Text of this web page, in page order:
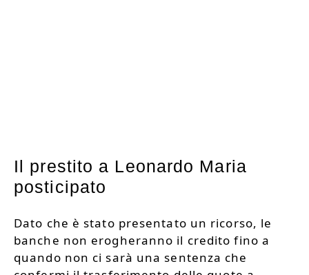
Il prestito a Leonardo Maria
posticipato
Dato che è stato presentato un ricorso, le
banche non erogheranno il credito fino a
quando non ci sarà una sentenza che